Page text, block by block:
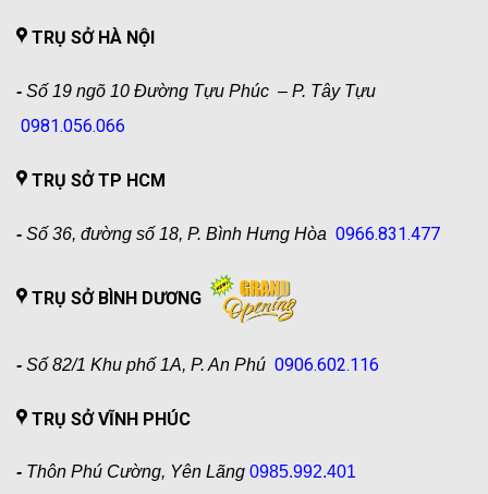
TRỤ SỞ HÀ NỘI
- Số 19 ngõ 10 Đường Tựu Phúc – P. Tây Tựu
0981.056.066
TRỤ SỞ TP HCM
- Số 36, đường số 18, P. Bình Hưng Hòa 0966.831.477
TRỤ SỞ BÌNH DƯƠNG
- Số 82/1 Khu phố 1A, P. An Phú 0906.602.116
TRỤ SỞ VĨNH PHÚC
- Thôn Phú Cường, Yên Lãng 0985.992.401